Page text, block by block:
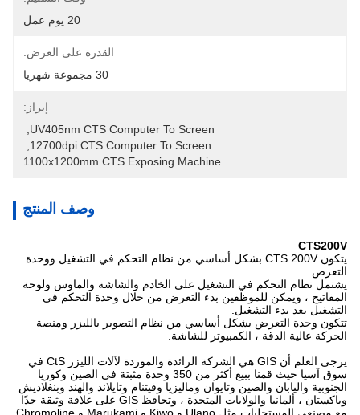
20 يوم عمل
القدرة على العرض:
30 مجموعة شهريا
إبراز:
UV405nm CTS Computer To Screen
12700dpi CTS Computer To Screen
1100x1200mm CTS Exposing Machine
وصف المنتج
CTS200V
يتكون CTS 200V بشكل أساسي من نظام التحكم في التشغيل ووحدة
التعرض.
يشتمل نظام التحكم في التشغيل على الخادم والشاشة والماوس ولوحة
المفاتيح ، ويمكن للموظفين بدء التعرض من خلال وحدة التحكم في
التشغيل بعد بدء التشغيل.
تتكون وحدة التعرض بشكل أساسي من نظام التصوير بالليزر ومنصة
الحركة عالية الدقة ، الكمبيوتر للشاشة.
يرجى العلم أن GIS هي الشركة الرائدة والموردة لآلات الليزر CtS في
سوق آسيا حيث قمنا ببيع أكثر من 350 وحدة مثبتة في الصين وكوريا
الجنوبية واليابان والصين وتايوان وماليزيا وفيتنام وتايلاند والهند وبنغلاديش
وباكستان ، ألمانيا والولايات المتحدة ، وتحافظ GIS على علاقة وثيقة جدًا